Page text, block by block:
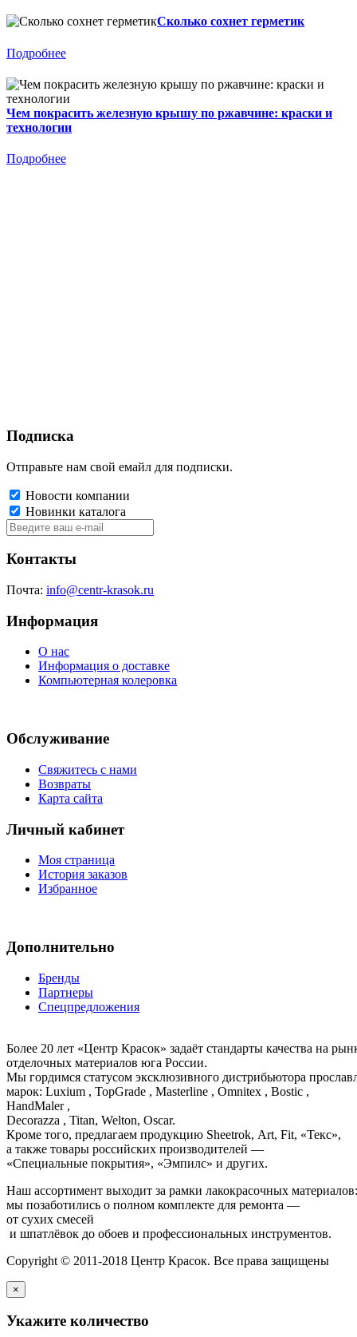
Сколько сохнет герметик
Подробнее
Чем покрасить железную крышу по ржавчине: краски и
технологии
Подробнее
Подписка
Отправьте нам свой емайл для подписки.
Новости компании
Новинки каталога
Контакты
Почта: info@centr-krasok.ru
Информация
О нас
Информация о доставке
Компьютерная колеровка
Обслуживание
Свяжитесь с нами
Возвраты
Карта сайта
Личный кабинет
Моя страница
История заказов
Избранное
Дополнительно
Бренды
Партнеры
Спецпредложения
Более 20 лет «Центр Красок» задаёт стандарты качества на
отделочных материалов юга России.
Мы гордимся статусом эксклюзивного дистрибьютора
марок: Luxium , TopGrade , Masterline , Omnitex , Bostic ,
HandMaler ,
Decorazza , Titan, Welton, Oscar.
Кроме того, предлагаем продукцию Sheetrok, Art, Fit, «Текс»,
а также товары российских производителей —
«Специальные покрытия», «Эмпилс» и других.
Наш ассортимент выходит за рамки лакокрасочных
мы позаботились о полном комплекте для ремонта —
от сухих смесей
и шпатлёвок до обоев и профессиональных инструментов.
Copyright © 2011-2018 Центр Красок. Все права защищены
×
Укажите количество